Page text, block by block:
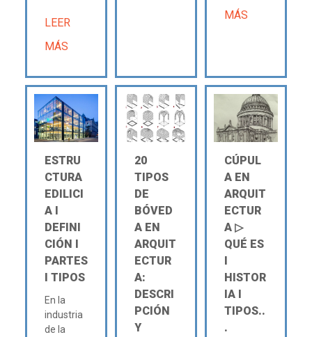
LEER
MÁS
MÁS
ESTRU
CTURA
EDILICI
A Ι
DEFINI
CIÓN Ι
PARTES
Ι TIPOS
En la
industria
de la
20
TIPOS
DE
BÓVED
A EN
ARQUIT
ECTUR
A:
DESCRI
PCIÓN
Y
CÚPUL
A EN
ARQUIT
ECTUR
A ▷
QUÉ ES
HISTOR
IA Ι
TIPOS..
.